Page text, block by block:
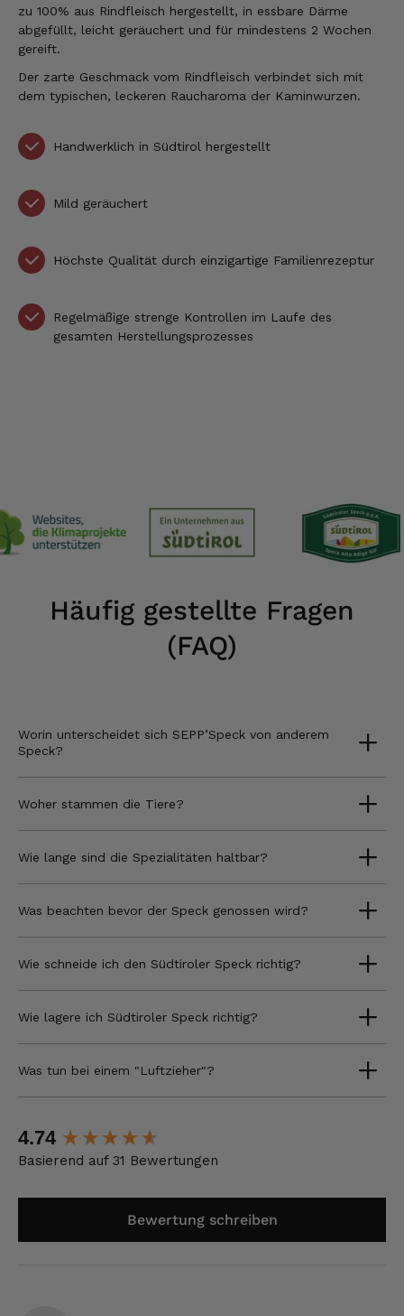
zu 100% aus Rindfleisch hergestellt, in essbare Därme
abgefüllt, leicht geräuchert und für mindestens 2 Wochen
gereift.
Der zarte Geschmack vom Rindfleisch verbindet sich mit
dem typischen, leckeren Raucharoma der Kaminwurzen.
Handwerklich in Südtirol hergestellt
Mild geräuchert
Höchste Qualität durch einzigartige Familienrezeptur
Regelmäßige strenge Kontrollen im Laufe des
gesamten Herstellungsprozesses
Häufig gestellte Fragen
(FAQ)
Worin unterscheidet sich SEPP’Speck von anderem
Speck?
Woher stammen die Tiere?
Wie lange sind die Spezialitäten haltbar?
Was beachten bevor der Speck genossen wird?
Wie schneide ich den Südtiroler Speck richtig?
Wie lagere ich Südtiroler Speck richtig?
Was tun bei einem "Luftzieher"?
4.74
Basierend auf 31 Bewertungen
Bewertung schreiben
New content loaded